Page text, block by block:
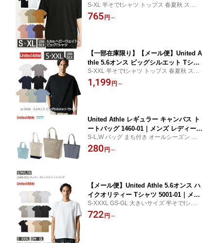
ース ユニセックス｜半袖 無地 中厚手
綿｜白 ホワイト 黒 ブラック ベージュ
S-XL 半そでtシャツ トップス 春夏秋 スポー
ツ トレーニング 部活 体操服 練習着 運動会
ダンス 文化祭 プリントスター
765円 ～
【一部在庫限り】【メール便】United A
thle 5.6オンス ビッグシルエット Tシャ
ツ 5508-01｜メンズ レディース ユニセ
ックス｜無地 綿｜白 ホワイト グレー
S-XXL 半そでtシャツ トップス 春夏秋 スポ
ーツ トレーニング 部活 体操服 体育 練習着
運動会 ダンス 文化祭 衣装 ユナイテッドア
1,199円 ～
United Athle レギュラー キャンバス ト
ートバッグ 1460-01｜メンズ レディース
ユニセックス｜無地 綿｜生成り ナチュ
ラル グレー 黒 ブラック 赤 レッド ピン
S-L,W バッグ まち付き オールシーズン ガ
ーデニング 習い事 ノベルティ サブバック
エコバッグ 鞄 かばん 手提げ ユナイテッド
280円 ～
【メール便】United Athle 5.6オンス ハ
イクオリティー Tシャツ 5001-01｜メン
ズ レディース ユニセックス｜無地 半袖
｜白 ホワイト グレー 黒 ブラック オー
S-XXXL GS-GL 大きいサイズ 半そでtシャツ
トップス 夏秋 スポーツ トレーニング 部活
体操服 体育 練習着 運動会 ダンス 文化祭 衣
722円 ～